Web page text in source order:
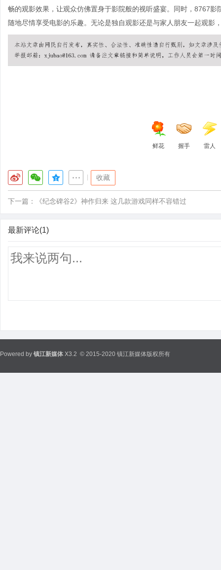
畅的观影效果，让观众仿佛置身于影院般的视听盛宴。同时，8767
随地尽情享受电影的乐趣。无论是独自观影还是与家人朋友一起观
鲜花 握手 雷人
收藏
下一篇： 《纪念碑谷2》神作归来 这几款游戏同样不容错过
最新评论(1)
Powered by 镇江新媒体 X3.2 © 2015-2020 镇江新媒体版权所有